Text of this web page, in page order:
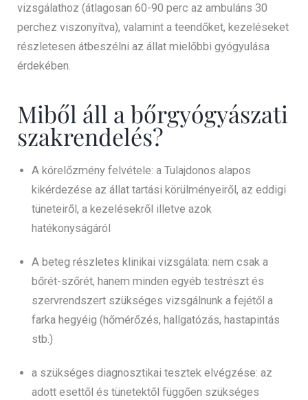
vizsgálathoz (átlagosan 60-90 perc az ambuláns 30
perchez viszonyítva), valamint a teendőket, kezeléseket
részletesen átbeszélni az állat mielőbbi gyógyulása
érdekében.
Miből áll a bőrgyógyászati
szakrendelés?
A kórelőzmény felvétele: a Tulajdonos alapos
kikérdezése az állat tartási körülményeiről, az eddigi
tüneteiről, a kezelésekről illetve azok
hatékonyságáról
A beteg részletes klinikai vizsgálata: nem csak a
bőrét-szőrét, hanem minden egyéb testrészt és
szervrendszert szükséges vizsgálnunk a fejétől a
farka hegyéig (hőmérőzés, hallgatózás, hastapintás
stb.)
a szükséges diagnosztikai tesztek elvégzése: az
adott esettől és tünetektől függően szükséges